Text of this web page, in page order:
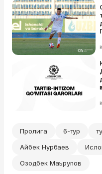
Пролига 6-тур
Айбек Нурбаев
Озодбек Маърупов